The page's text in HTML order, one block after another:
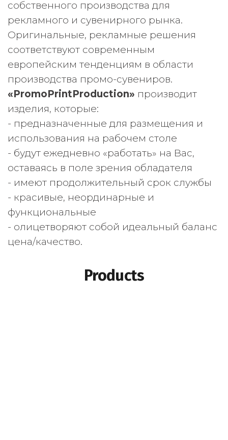
собственного производства для
рекламного и сувенирного рынка.
Оригинальные, рекламные решения
соответствуют современным
европейским тенденциям в области
производства промо-сувениров.
«PromoPrintProduction» производит
изделия, которые:
- предназначенные для размещения и
использования на рабочем столе
- будут ежедневно «работать» на Вас,
оставаясь в поле зрения обладателя
- имеют продолжительный срок службы
- красивые, неординарные и
функциональные
- олицетворяют собой идеальный баланс
цена/качество.
Products